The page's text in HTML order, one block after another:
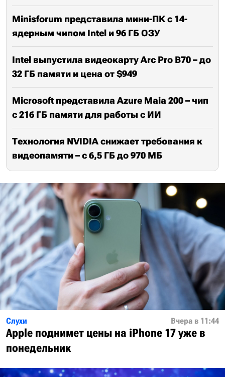
Minisforum представила мини-ПК с 14-
ядерным чипом Intel и 96 ГБ ОЗУ
Intel выпустила видеокарту Arc Pro B70 – до
32 ГБ памяти и цена от $949
Microsoft представила Azure Maia 200 – чип
с 216 ГБ памяти для работы с ИИ
Технология NVIDIA снижает требования к
видеопамяти – с 6,5 ГБ до 970 МБ
Слухи Вчера в 11:44
Apple поднимет цены на iPhone 17 уже в
понедельник